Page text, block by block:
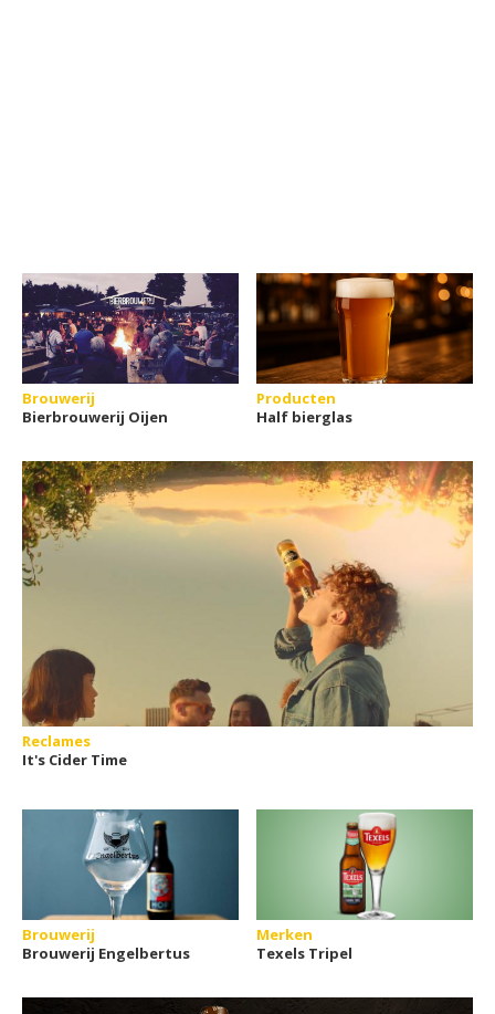
Brouwerij
Bierbrouwerij Oijen
Producten
Half bierglas
Reclames
It's Cider Time
Brouwerij
Brouwerij Engelbertus
Merken
Texels Tripel